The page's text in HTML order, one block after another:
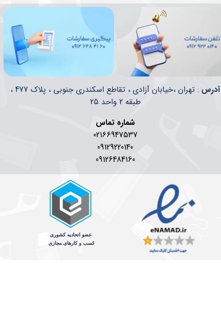
​​آدرس
: تهران ،خیابان آزادی ، تقاطع اسکندری جنوبی ، پلاک 477 ،
طبقه 2 واحد 25
شماره تماس
02166947537
09129220140
09126484160